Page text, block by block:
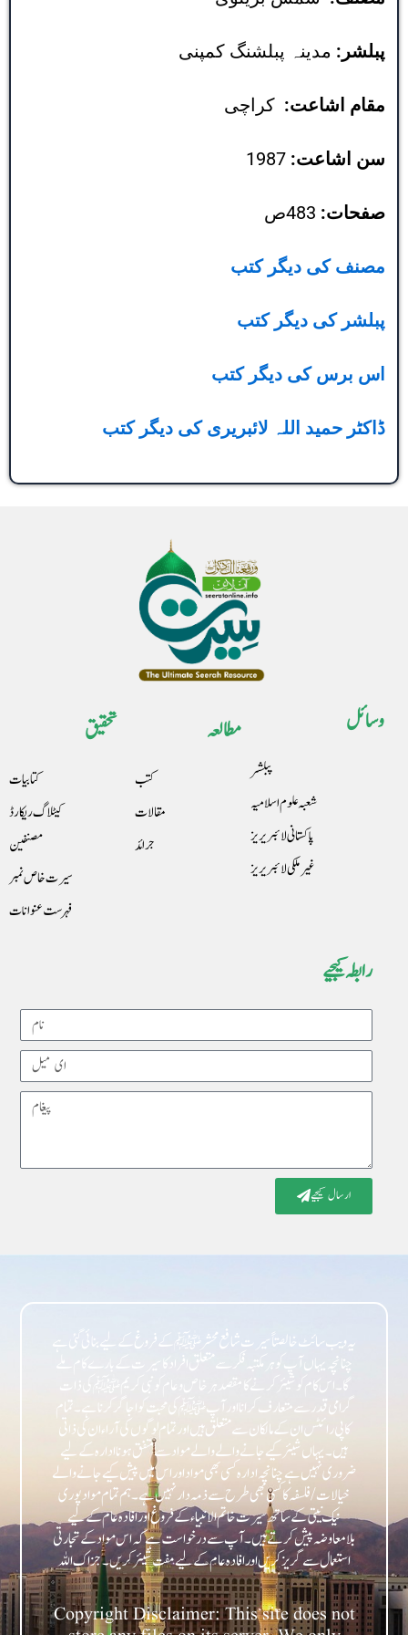
پبلشر: مدینہ پبلشنگ کمپنی
مقام اشاعت: کراچی
سن اشاعت:
صفحات: 483ص
مصنف کی دیگر کتب
پبلشر کی دیگر کتب
اس برس کی دیگر کتب
ڈاکٹر حمید اللہ لائبریری کی دیگر کتب
رابطہ کیجیے
Name
Email
Message
ارسال کیجیے
وسائل
پبلشر
شعبہ علوم اسلامیہ
پاکستانی لائبریریز
غیرملکی لائبریریز
مطالعہ
کتب
مقالات
جرائد
تحقیق
کتابیات
کیٹلاگ ریکارڈ
مصنفین
سیرت خاص نمبر
فہرست عنوانات
یہ ویب سائٹ خالصتاً سیرت شافع محشر ﷺ کے فروغ کے لیے بنائی گئی ہے
چنانچہ یہاں آپ کو ہر مکتبہ فکر سے متعلق افراد کا سیرت کے بارے کام ملے
گا۔ اس کام کو شیئر کرنے کا مقصد ہر خاص و عام کو نبی کریمﷺ کی ذات
گرامی قدر سے متعارف کرانا اور آپﷺ کی محبت کو اجاگر کرنا ہے۔ تمام
کاپی رائٹس ان کے مالکان سے متعلق ہیں اور تمام لوگوں کی آراء ان کی ذاتی
ہیں۔ یہاں شیئر کیے جانے والے والے مواد سے متفق ہونا ادارہ کے لیے
ضروری نہیں ہے چنانچہ ادارہ کسی بھی مواد اور اس میں پیش کیے جانے والے
خیالات/فلسفہ کا کسی بھی طرح سے ذمہ دار نہیں ہے۔ ہم تمام مواد پوری
نیک نیتی کے ساتھ سیرت خاتم الانبیاء کے فروغ اور افادہ عام کے لیے
بلامعاوضہ پیش کرتے ہیں۔ آپ سے درخواست ہے کہ اس مواد کے تجارتی
استعمال سے گریز کریں اور افادہ عام کے لیے مفت شیئر کریں۔ جزاک اللہ
Copyright Disclaimer: This site does not